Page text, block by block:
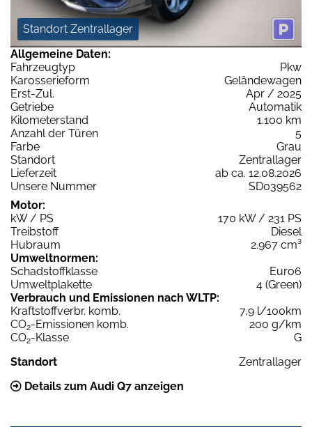
Standort Zentrallager
Allgemeine Daten:
Fahrzeugtyp
Pkw
Karosserieform
Geländewagen
Erst-Zul.
Apr / 2025
Getriebe
Automatik
Kilometerstand
1.100 km
Anzahl der Türen
5
Farbe
Grau
Standort
Zentrallager
Lieferzeit
ab ca. 12.08.2026
Unsere Nummer
SD039562
Motor:
kW / PS
170 kW / 231 PS
Treibstoff
Diesel
Hubraum
2.967 cm³
Umweltnormen:
Schadstoffklasse
Euro6
Umweltplakette
4 (Green)
Verbrauch und Emissionen nach WLTP:
Kraftstoffverbr. komb.
7,9 l/100km
CO2-Emissionen komb.
200 g/km
CO2-Klasse
G
Standort
Zentrallager
Details zum Audi Q7 anzeigen